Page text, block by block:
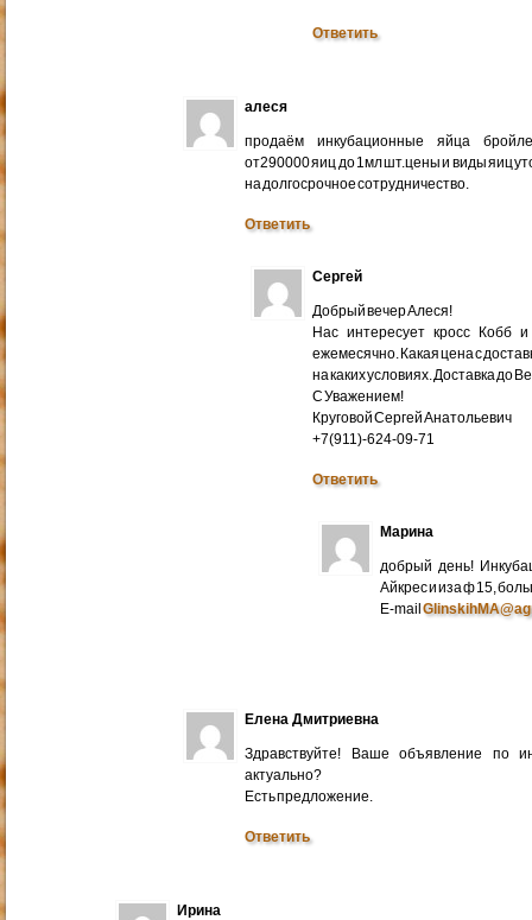
Ответить
алеся
продаём инкубационные яйца
от290000 яиц до 1мл шт.цены и виды яиц
на долгосрочное сотрудничество.
Ответить
Сергей
Добрый вечер Алеся!
Нас интересует кросс Кобб
ежемесячно. Какая цена с
на каких условиях. Доставка до
С Уважением!
Круговой Сергей Анатольевич
+7(911)-624-09-71
Ответить
Марина
добрый день!
Айкрес и иза ф 15,
E-mail
Елена Дмитриевна
Здравствуйте! Ваше объявление по
актуально?
Есть предложение.
Ответить
Ирина